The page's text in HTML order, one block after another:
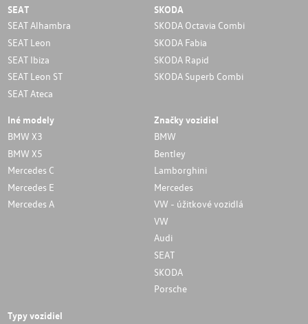
SEAT
SEAT Alhambra
SEAT Leon
SEAT Ibiza
SEAT Leon ST
SEAT Ateca
SKODA
SKODA Octavia Combi
SKODA Fabia
SKODA Rapid
SKODA Superb Combi
Iné modely
BMW X3
BMW X5
Mercedes C
Mercedes E
Mercedes A
Značky vozidiel
BMW
Bentley
Lamborghini
Mercedes
VW - úžitkové vozidlá
VW
Audi
SEAT
SKODA
Porsche
Typy vozidiel